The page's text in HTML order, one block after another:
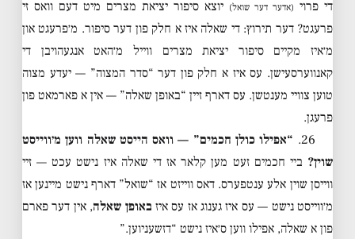
די פרוי (אדער דער שואל) יוצא סיפור יציאת מצרים מיט דעם וואס זי
פרעגט? דער תירוץ: די שאלה איז א חלק פון דער סיפור. מ׳פרעגט און
מ׳איז מקיים סיפור יציאת מצרים ווייל מ׳האט אנגעהויבן די
קאנווערסעישן. עס איז א חלק פון דער “סדר המצוה” — יעדע מצוה
טוען צוויי מענטשן. עס דארף זיין “באופן שאלה” — אין א פארמאט פון
פרעגן.
26. “אפילו כולן חכמים” — וואס הייסט שאלה ווען מ׳ווייסט
שוין? ביי חכמים זעט מען קלאר אז די שאלה איז נישט עכט — זיי
ווייסן שוין אלע ענטפערס. דאס ווייזט אז “שואל” דארף נישט מיינען אז
מ׳ווייסט נישט — עס איז גענוג אז עס איזבאופן שאלה, אין דער פארם
פון א שאלה, אפילו ווען ס׳איז נישט “דזשעניוען.”